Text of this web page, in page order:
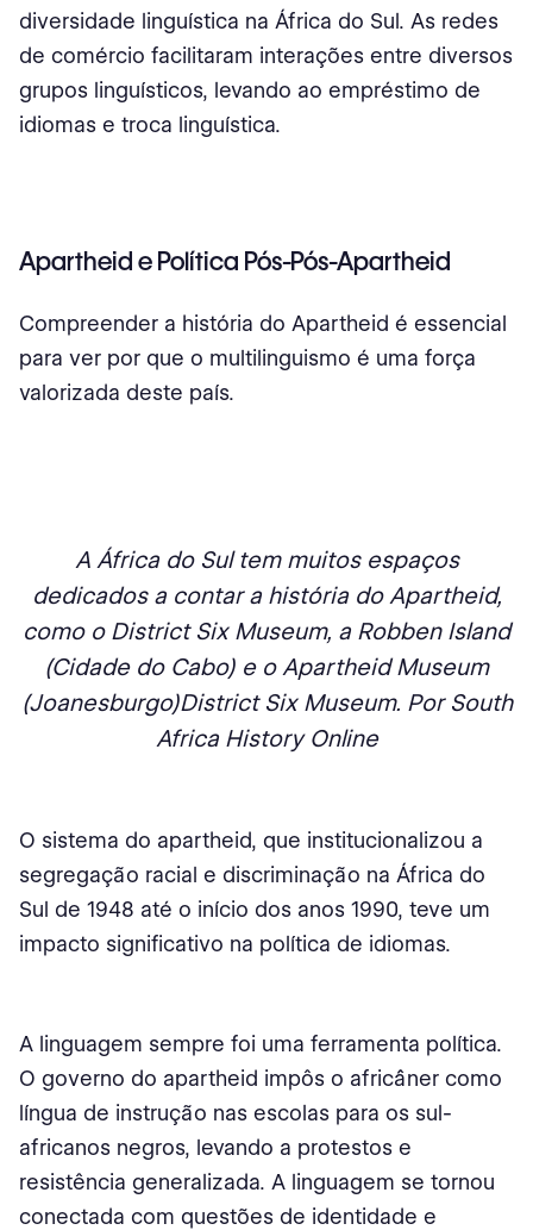
diversidade linguística na África do Sul. As redes
de comércio facilitaram interações entre diversos
grupos linguísticos, levando ao empréstimo de
idiomas e troca linguística.
Apartheid e Política Pós-Pós-Apartheid
Compreender a história do Apartheid é essencial
para ver por que o multilinguismo é uma força
valorizada deste país.
A África do Sul tem muitos espaços
dedicados a contar a história do Apartheid,
como o District Six Museum, a Robben Island
(Cidade do Cabo) e o Apartheid Museum
(Joanesburgo)District Six Museum. Por South
Africa History Online
O sistema do apartheid, que institucionalizou a
segregação racial e discriminação na África do
Sul de 1948 até o início dos anos 1990, teve um
impacto significativo na política de idiomas.
A linguagem sempre foi uma ferramenta política.
O governo do apartheid impôs o africâner como
língua de instrução nas escolas para os sul-
africanos negros, levando a protestos e
resistência generalizada. A linguagem se tornou
conectada com questões de identidade e